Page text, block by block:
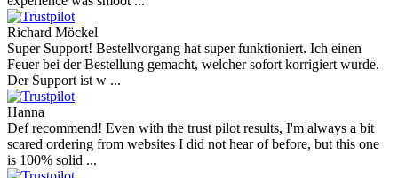
Richard Möckel
Super Support! Bestellvorgang hat super funktioniert. Ich einen
Feuer bei der Bestellung gemacht, welcher sofort korrigiert wurde.
Der Support ist w ...
Hanna
Def recommend! Even with the trust pilot results, I'm always a bit
scared ordering from websites I did not hear of before, but this one
is 100% solid ...